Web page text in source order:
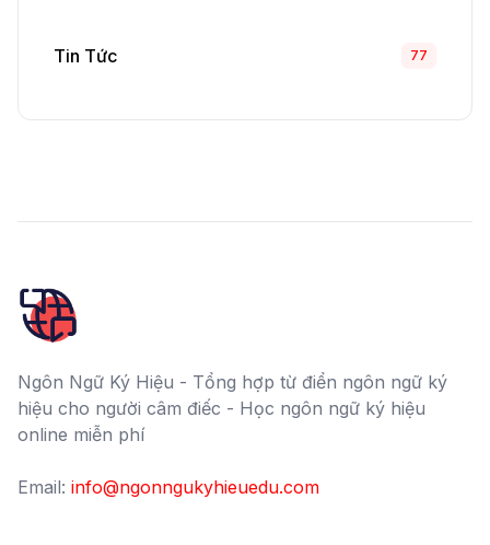
Tin Tức 77
Ngôn Ngữ Ký Hiệu - Tổng hợp từ điển ngôn ngữ ký
hiệu cho người câm điếc - Học ngôn ngữ ký hiệu
online miễn phí
Email: info@ngonngukyhieuedu.com